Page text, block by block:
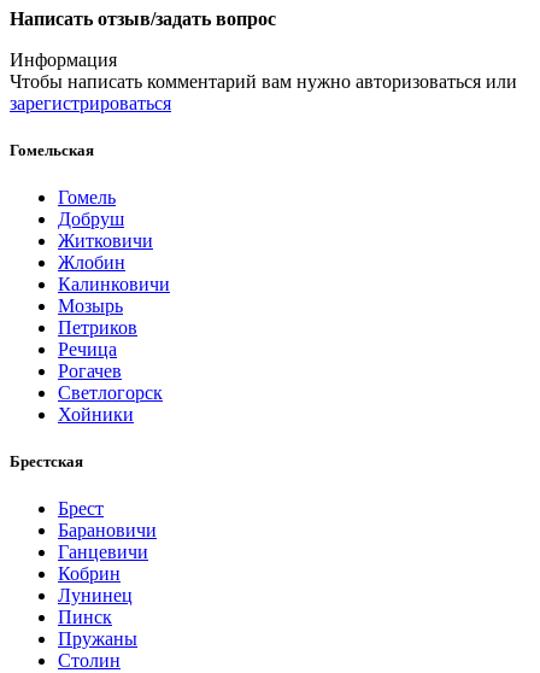
Написать отзыв/задать вопрос
Информация
Чтобы написать комментарий вам нужно авторизоваться или
зарегистрироваться
Гомельская
Гомель
Добруш
Житковичи
Жлобин
Калинковичи
Мозырь
Петриков
Речица
Рогачев
Светлогорск
Хойники
Брестская
Брест
Барановичи
Ганцевичи
Кобрин
Лунинец
Пинск
Пружаны
Столин